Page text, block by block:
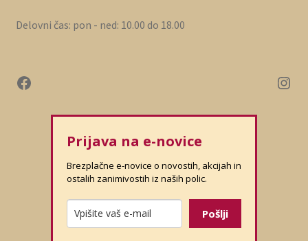
Delovni čas: pon - ned: 10.00 do 18.00
Prijava na e-novice
Brezplačne e-novice o novostih, akcijah in
ostalih zanimivostih iz naših polic.
Pošlji